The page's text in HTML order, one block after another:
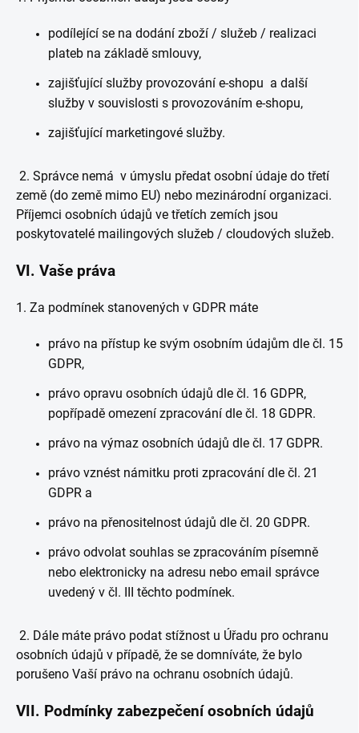
podílející se na dodání zboží / služeb / realizaci
plateb na základě smlouvy,
zajišťující služby provozování e-shopu a další
služby v souvislosti s provozováním e-shopu,
zajišťující marketingové služby.
2. Správce nemá v úmyslu předat osobní údaje do třetí
země (do země mimo EU) nebo mezinárodní organizaci.
Příjemci osobních údajů ve třetích zemích jsou
poskytovatelé mailingových služeb / cloudových služeb.
VI. Vaše práva
1. Za podmínek stanovených v GDPR máte
právo na přístup ke svým osobním údajům dle čl. 15
GDPR,
právo opravu osobních údajů dle čl. 16 GDPR,
popřípadě omezení zpracování dle čl. 18 GDPR.
právo na výmaz osobních údajů dle čl. 17 GDPR.
právo vznést námitku proti zpracování dle čl. 21
GDPR a
právo na přenositelnost údajů dle čl. 20 GDPR.
právo odvolat souhlas se zpracováním písemně
nebo elektronicky na adresu nebo email správce
uvedený v čl. III těchto podmínek.
2. Dále máte právo podat stížnost u Úřadu pro ochranu
osobních údajů v případě, že se domníváte, že bylo
porušeno Vaší právo na ochranu osobních údajů.
VII. Podmínky zabezpečení osobních údajů